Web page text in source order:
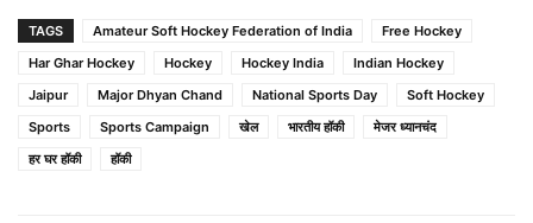
TAGS Amateur Soft Hockey Federation of India
Free Hockey
Har Ghar Hockey
Hockey Hockey India
Indian Hockey
Jaipur
Major Dhyan Chand National Sports Day
Soft Hockey
Sports
Sports Campaign खेल भारतीय हॉकी
मेजर ध्यानचंद
हर घर हॉकी
हॉकी